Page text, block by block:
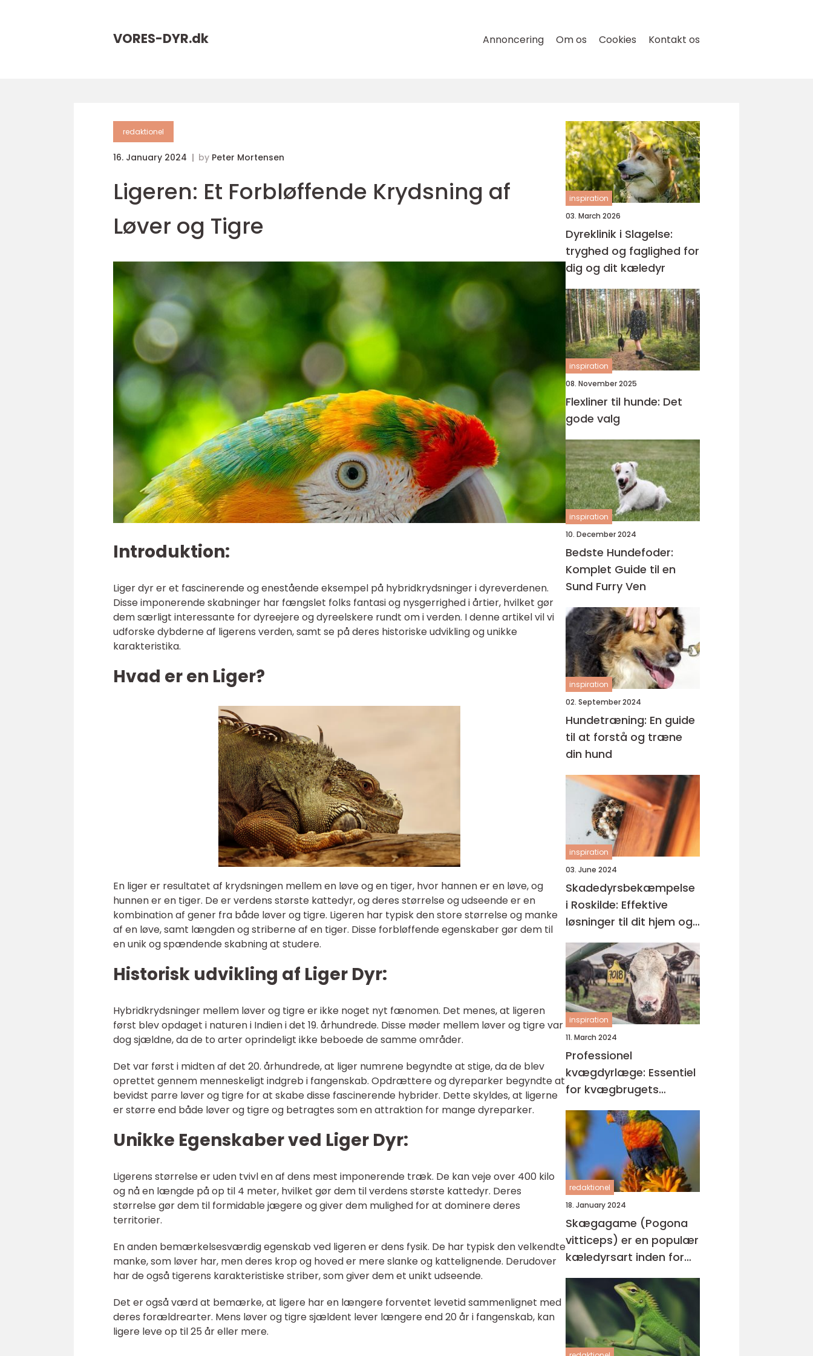
VORES-DYR.dk Annoncering Om os Cookies Kontakt os
redaktionel
16. January 2024 by Peter Mortensen
Ligeren: Et Forbløffende Krydsning af
Løver og Tigre
Introduktion:
Liger dyr er et fascinerende og enestående eksempel på hybridkrydsninger i dyreverdenen.
Disse imponerende skabninger har fængslet folks fantasi og nysgerrighed i årtier, hvilket gør
dem særligt interessante for dyreejere og dyreelskere rundt om i verden. I denne artikel vil vi
udforske dybderne af ligerens verden, samt se på deres historiske udvikling og unikke
karakteristika.
Hvad er en Liger?
En liger er resultatet af krydsningen mellem en løve og en tiger, hvor hannen er en løve, og
hunnen er en tiger. De er verdens største kattedyr, og deres størrelse og udseende er en
kombination af gener fra både løver og tigre. Ligeren har typisk den store størrelse og manke
af en løve, samt længden og striberne af en tiger. Disse forbløffende egenskaber gør dem til
en unik og spændende skabning at studere.
Historisk udvikling af Liger Dyr:
Hybridkrydsninger mellem løver og tigre er ikke noget nyt fænomen. Det menes, at ligeren
først blev opdaget i naturen i Indien i det 19. århundrede. Disse møder mellem løver og tigre var
dog sjældne, da de to arter oprindeligt ikke beboede de samme områder.
Det var først i midten af det 20. århundrede, at liger numrene begyndte at stige, da de blev
oprettet gennem menneskeligt indgreb i fangenskab. Opdrættere og dyreparker begyndte at
bevidst parre løver og tigre for at skabe disse fascinerende hybrider. Dette skyldes, at ligerne
er større end både løver og tigre og betragtes som en attraktion for mange dyreparker.
Unikke Egenskaber ved Liger Dyr:
Ligerens størrelse er uden tvivl en af dens mest imponerende træk. De kan veje over 400 kilo
og nå en længde på op til 4 meter, hvilket gør dem til verdens største kattedyr. Deres
størrelse gør dem til formidable jægere og giver dem mulighed for at dominere deres
territorier.
En anden bemærkelsesværdig egenskab ved ligeren er dens fysik. De har typisk den velkendte
manke, som løver har, men deres krop og hoved er mere slanke og kattelignende. Derudover
har de også tigerens karakteristiske striber, som giver dem et unikt udseende.
Det er også værd at bemærke, at ligere har en længere forventet levetid sammenlignet med
deres forældrearter. Mens løver og tigre sjældent lever længere end 20 år i fangenskab, kan
ligere leve op til 25 år eller mere.
inspiration
03. March 2026
Dyreklinik i Slagelse:
tryghed og faglighed for
dig og dit kæledyr
inspiration
08. November 2025
Flexliner til hunde: Det
gode valg
inspiration
10. December 2024
Bedste Hundefoder:
Komplet Guide til en
Sund Furry Ven
inspiration
02. September 2024
Hundetræning: En guide
til at forstå og træne
din hund
inspiration
03. June 2024
Skadedyrsbekæmpelse
i Roskilde: Effektive
løsninger til dit hjem og
virksomhed
inspiration
11. March 2024
Professionel
kvægdyrlæge: Essentiel
for kvægbrugets
succes
redaktionel
18. January 2024
Skægagame (Pogona
vitticeps) er en populær
kæledyrsart inden for
reptilverdenen